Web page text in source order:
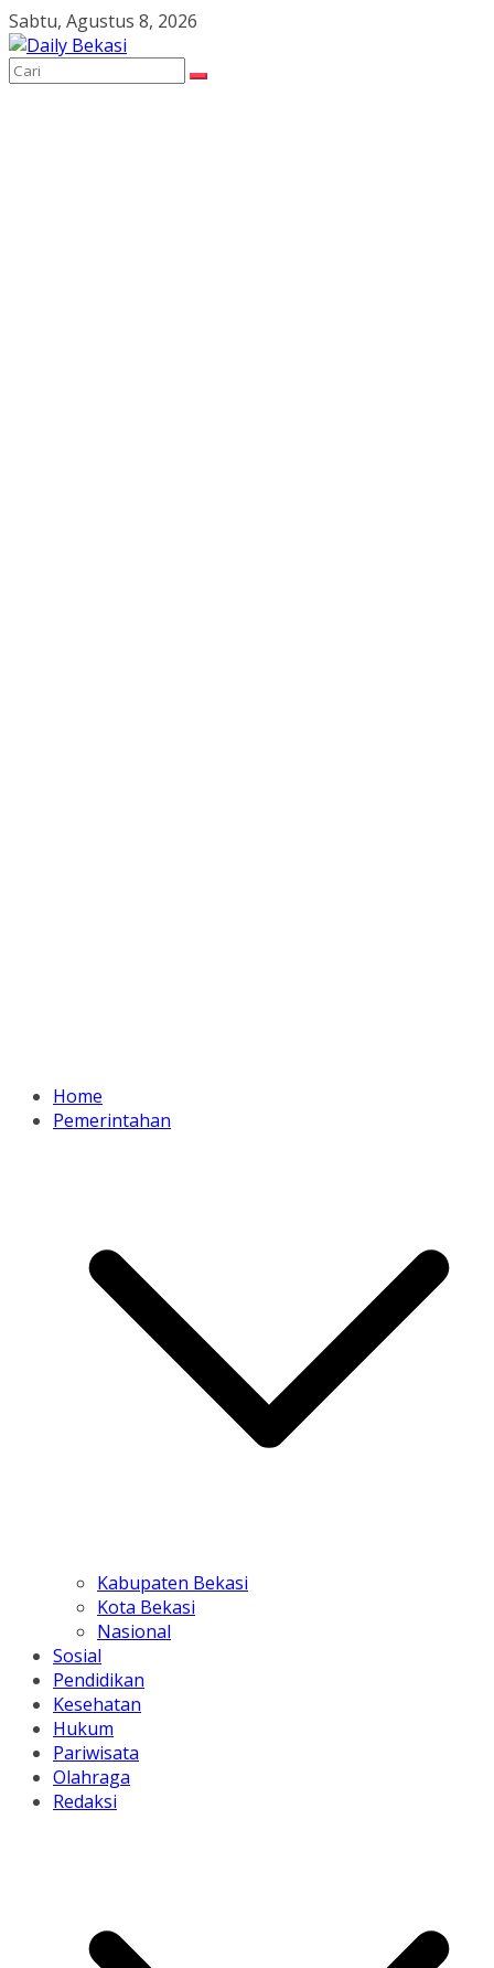
Skip
to
content
Sabtu, Agustus 8, 2026
Home
Pemerintahan
Kabupaten Bekasi
Kota Bekasi
Nasional
Sosial
Pendidikan
Kesehatan
Hukum
Pariwisata
Olahraga
Redaksi